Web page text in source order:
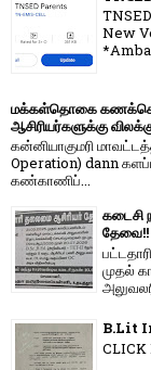
New
மக்கள்தொகை
ஆசிரியர்களுக்கு
கன்னியாகுமரி
Operation) dann
கண்காணிப்...
கடைசி
தேவை!!
முதல்
B.Lit
CLICK